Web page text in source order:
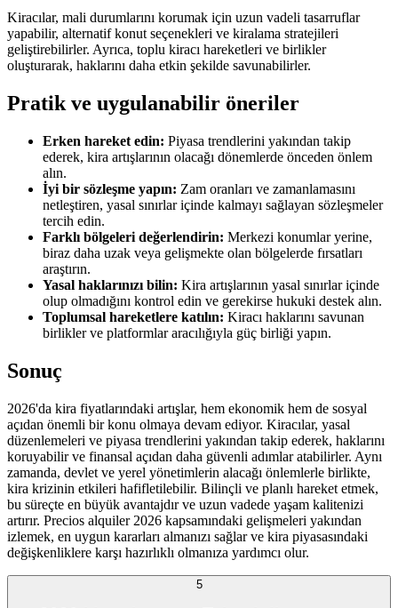
Kiracılar, mali durumlarını korumak için uzun vadeli tasarruflar
yapabilir, alternatif konut seçenekleri ve kiralama stratejileri
geliştirebilirler. Ayrıca, toplu kiracı hareketleri ve birlikler
oluşturarak, haklarını daha etkin şekilde savunabilirler.
Pratik ve uygulanabilir öneriler
Erken hareket edin: Piyasa trendlerini yakından takip
ederek, kira artışlarının olacağı dönemlerde önceden önlem
alın.
İyi bir sözleşme yapın: Zam oranları ve zamanlamasını
netleştiren, yasal sınırlar içinde kalmayı sağlayan sözleşmeler
tercih edin.
Farklı bölgeleri değerlendirin: Merkezi konumlar yerine,
biraz daha uzak veya gelişmekte olan bölgelerde fırsatları
araştırın.
Yasal haklarınızı bilin: Kira artışlarının yasal sınırlar içinde
olup olmadığını kontrol edin ve gerekirse hukuki destek alın.
Toplumsal hareketlere katılın: Kiracı haklarını savunan
birlikler ve platformlar aracılığıyla güç birliği yapın.
Sonuç
2026'da kira fiyatlarındaki artışlar, hem ekonomik hem de sosyal
açıdan önemli bir konu olmaya devam ediyor. Kiracılar, yasal
düzenlemeleri ve piyasa trendlerini yakından takip ederek, haklarını
koruyabilir ve finansal açıdan daha güvenli adımlar atabilirler. Aynı
zamanda, devlet ve yerel yönetimlerin alacağı önlemlerle birlikte,
kira krizinin etkileri hafifletilebilir. Bilinçli ve planlı hareket etmek,
bu süreçte en büyük avantajdır ve uzun vadede yaşam kalitenizi
artırır. Precios alquiler 2026 kapsamındaki gelişmeleri yakından
izlemek, en uygun kararları almanızı sağlar ve kira piyasasındaki
değişkenliklere karşı hazırlıklı olmanıza yardımcı olur.
5